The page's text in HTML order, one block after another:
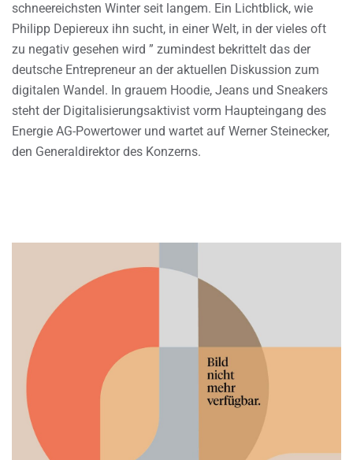
schneereichsten Winter seit langem. Ein Lichtblick, wie
Philipp Depiereux ihn sucht, in einer Welt, in der vieles oft
zu negativ gesehen wird ” zumindest bekrittelt das der
deutsche Entrepreneur an der aktuellen Diskussion zum
digitalen Wandel. In grauem Hoodie, Jeans und Sneakers
steht der Digitalisierungsaktivist vorm Haupteingang des
Energie AG-Powertower und wartet auf Werner Steinecker,
den Generaldirektor des Konzerns.